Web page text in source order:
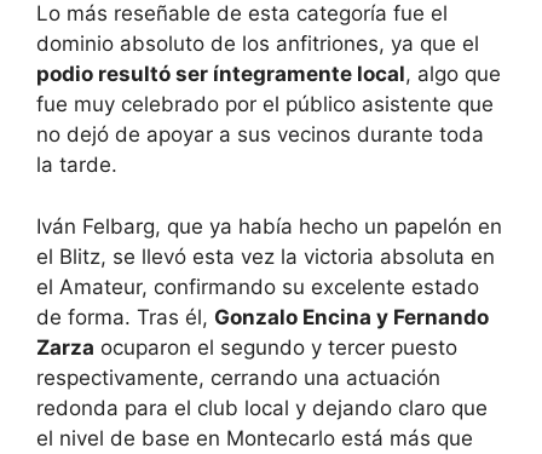
Lo más reseñable de esta categoría fue el
dominio absoluto de los anfitriones, ya que el
podio resultó ser íntegramente local, algo que
fue muy celebrado por el público asistente que
no dejó de apoyar a sus vecinos durante toda
la tarde.
Iván Felbarg, que ya había hecho un papelón en
el Blitz, se llevó esta vez la victoria absoluta en
el Amateur, confirmando su excelente estado
de forma. Tras él, Gonzalo Encina y Fernando
Zarza ocuparon el segundo y tercer puesto
respectivamente, cerrando una actuación
redonda para el club local y dejando claro que
el nivel de base en Montecarlo está más que